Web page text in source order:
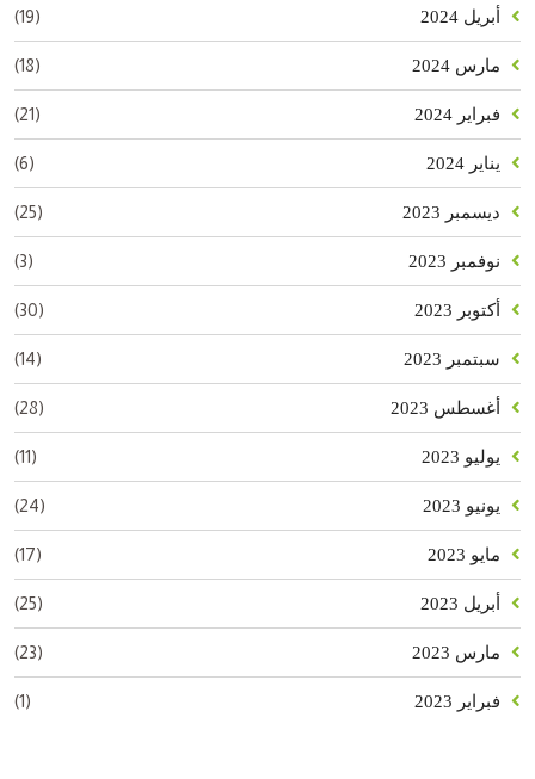
أبريل 2024 (19)
مارس 2024 (18)
فبراير 2024 (21)
يناير 2024 (6)
ديسمبر 2023 (25)
نوفمبر 2023 (3)
أكتوبر 2023 (30)
سبتمبر 2023 (14)
أغسطس 2023 (28)
يوليو 2023 (11)
يونيو 2023 (24)
مايو 2023 (17)
أبريل 2023 (25)
مارس 2023 (23)
فبراير 2023 (1)